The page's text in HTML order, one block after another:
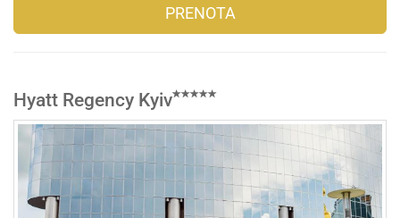
PRENOTA
Hyatt Regency Kyiv